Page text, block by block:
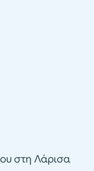
στη Λάρισα